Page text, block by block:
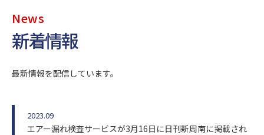
News
新着情報
最新情報を配信しています。
2023.09
エアー漏れ検査サービスが3月16日に日刊新周南に掲載され